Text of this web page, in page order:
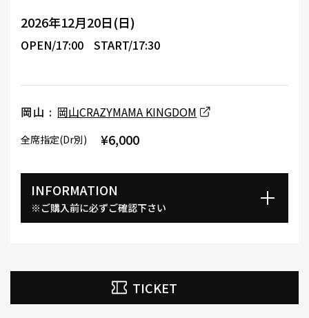
2026年12月20日(日)
OPEN/17:00 START/17:30
岡山 : 岡山CRAZYMAMA KINGDOM
全席指定(Dr別) ¥6,000
INFORMATION
※ご購入前に必ずご確認下さい
TICKET